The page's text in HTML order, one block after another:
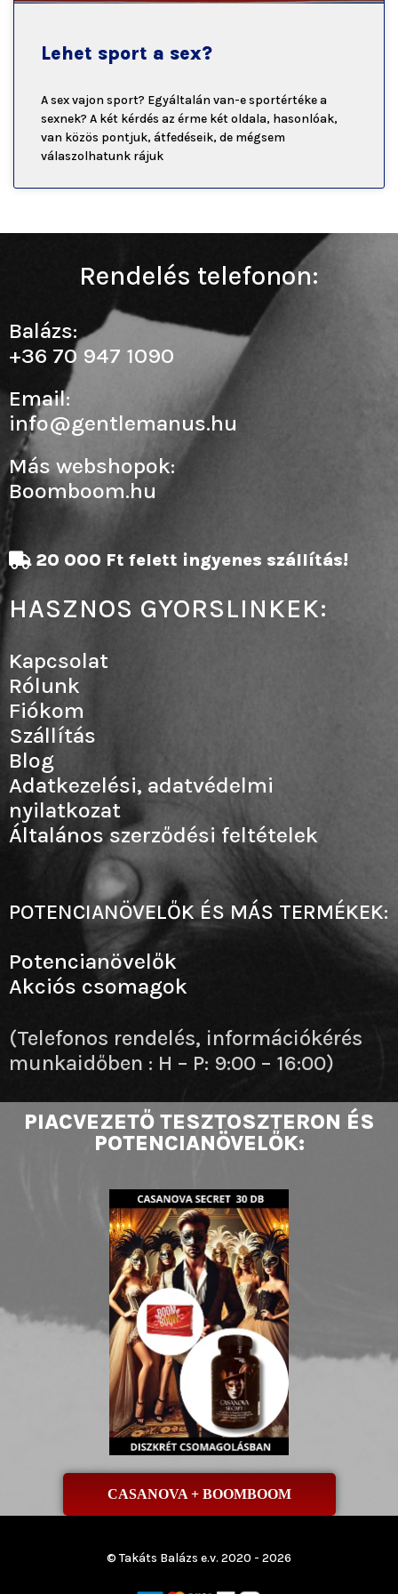
Lehet sport a sex?
A sex vajon sport? Egyáltalán van-e sportértéke a
sexnek? A két kérdés az érme két oldala, hasonlóak,
van közös pontjuk, átfedéseik, de mégsem
válaszolhatunk rájuk
PIACVEZETŐ TESZTOSZTERON ÉS
POTENCIANÖVELŐK:
CASANOVA + BOOMBOOM
20 000 Ft felett ingyenes szállítás!
HASZNOS GYORSLINKEK:
Kapcsolat
Rólunk
Fiókom
Szállítás
Blog
Adatkezelési, adatvédelmi
nyilatkozat
Általános szerződési feltételek
POTENCIANÖVELŐK ÉS MÁS TERMÉKEK:
Potencianövelők
Akciós csomagok
(Telefonos rendelés, információkérés
munkaidőben : H – P: 9:00 – 16:00)
Rendelés telefonon:
Balázs:
+36 70 947 1090
Email:
info@gentlemanus.hu
Más webshopok:
Boomboom.hu
© Takáts Balázs e.v. 2020 - 2026